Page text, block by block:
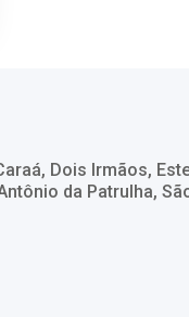
Dois Irmãos,
da Patrulha,